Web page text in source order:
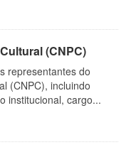
(CNPC)
representantes do
(CNPC), incluindo
institucional, cargo...